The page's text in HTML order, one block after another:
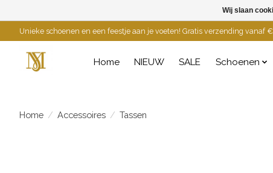
Unieke schoenen en een feestje aan je voeten! Gratis verzending vanaf
Home NIEUW SALE Schoenen
Home / Accessoires / Tassen
Wij slaan